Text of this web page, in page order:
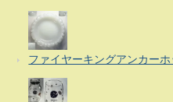
ファイヤーキングアンカー